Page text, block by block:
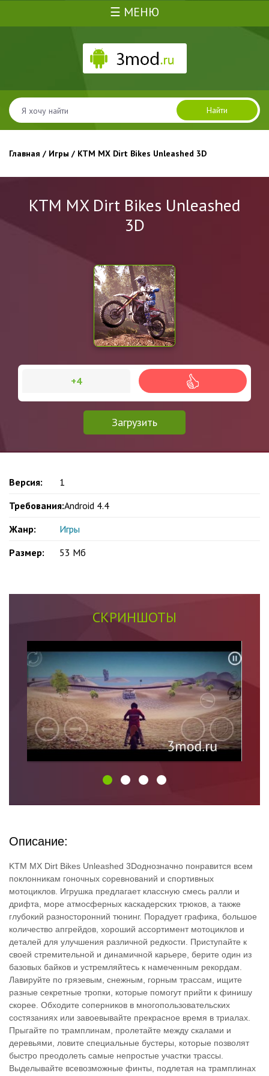
☰ МЕНЮ
Найти
Главная / Игры / KTM MX Dirt Bikes Unleashed 3D
KTM MX Dirt Bikes Unleashed
3D
Загрузить
+4
Версия:
1
Требования:Android 4.4
Жанр:
Игры
Размер:
53 Мб
СКРИНШОТЫ
Описание:
KTM MX Dirt Bikes Unleashed 3Dоднозначно понравится всем
поклонникам гоночных соревнований и спортивных
мотоциклов. Игрушка предлагает классную смесь ралли и
дрифта, море атмосферных каскадерских трюков, а также
глубокий разносторонний тюнинг. Порадует графика, большое
количество апгрейдов, хороший ассортимент мотоциклов и
деталей для улучшения различной редкости. Приступайте к
своей стремительной и динамичной карьере, берите один из
базовых байков и устремляйтесь к намеченным рекордам.
Лавируйте по грязевым, снежным, горным трассам, ищите
разные секретные тропки, которые помогут прийти к финишу
скорее. Обходите соперников в многопользовательских
состязаниях или завоевывайте прекрасное время в триалах.
Прыгайте по трамплинам, пролетайте между скалами и
деревьями, ловите специальные бустеры, которые позволят
быстро преодолеть самые непростые участки трассы.
Выделывайте всевозможные финты, подлетая на трамплинах